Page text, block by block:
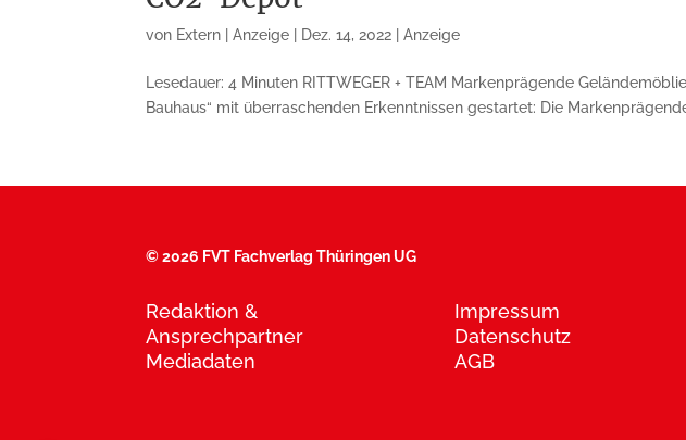
von Extern | Anzeige Dez. 14, 2022 |Anzeige
Lesedauer: 4 Minuten RITTWEGER + TEAM Markenprägende
Bauhaus“ mit überra­schenden Erkenntnissen gestartet: Die
©2026 FVT Fachverlag Thüringen UG
Redaktion &
Ansprechpartner
Mediadaten
Impressum
Datenschutz
AGB